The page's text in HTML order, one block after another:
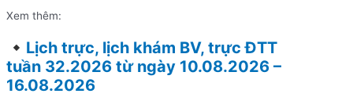
Xem thêm:
Lịch trực, lịch khám BV, trực ĐTT
tuần 32.2026 từ ngày 10.08.2026 –
16.08.2026